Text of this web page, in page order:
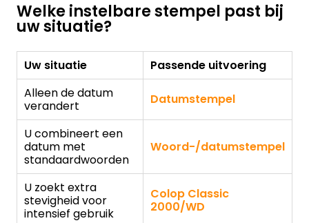
Welke instelbare stempel past bij
uw situatie?
Uw situatie
Passende uitvoering
Alleen de datum
verandert
Datumstempel
U combineert een
datum met
standaardwoorden
Woord-/datumstempel
U zoekt extra
stevigheid voor
intensief gebruik
Colop Classic
2000/WD